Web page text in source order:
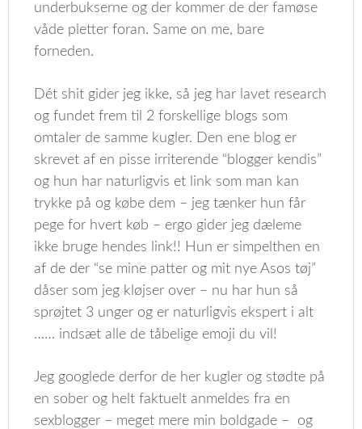
underbukserne og der kommer de der famøse
våde pletter foran. Same on me, bare
forneden.
Dét shit gider jeg ikke, så jeg har lavet research
og fundet frem til 2 forskellige blogs som
omtaler de samme kugler. Den ene blog er
skrevet af en pisse irriterende “blogger kendis”
og hun har naturligvis et link som man kan
trykke på og købe dem – jeg tænker hun får
pege for hvert køb – ergo gider jeg dæleme
ikke bruge hendes link!! Hun er simpelthen en
af de der “se mine patter og mit nye Asos tøj”
dåser som jeg kløjser over – nu har hun så
sprøjtet 3 unger og er naturligvis ekspert i alt
…… indsæt alle de tåbelige emoji du vil!
Jeg googlede derfor de her kugler og stødte på
en sober og helt faktuelt anmeldes fra en
sexblogger – meget mere min boldgade – og